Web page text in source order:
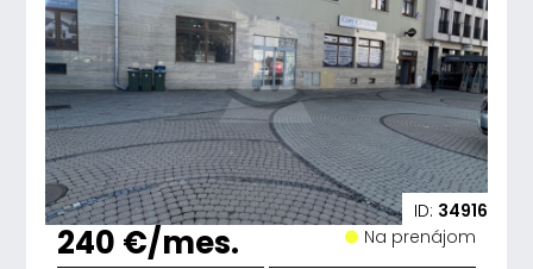
ID: 34916
240 €/mes. Na prenájom